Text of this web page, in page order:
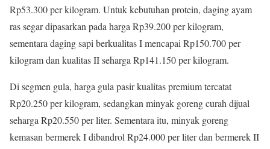
Rp53.300 per kilogram. Untuk kebutuhan protein, daging ayam
ras segar dipasarkan pada harga Rp39.200 per kilogram,
sementara daging sapi berkualitas I mencapai Rp150.700 per
kilogram dan kualitas II seharga Rp141.150 per kilogram.
Di segmen gula, harga gula pasir kualitas premium tercatat
Rp20.250 per kilogram, sedangkan minyak goreng curah dijual
seharga Rp20.550 per liter. Sementara itu, minyak goreng
kemasan bermerek I dibandrol Rp24.000 per liter dan bermerek II